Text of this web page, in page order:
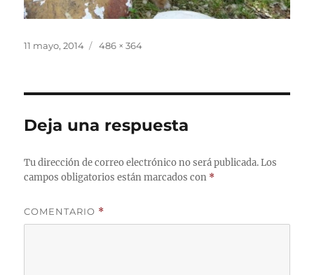
Publicado
11 mayo, 2014
Tamaño
486 × 364
Deja una respuesta
Tu dirección de correo electrónico no será publicada. Los
campos obligatorios están marcados con *
COMENTARIO *